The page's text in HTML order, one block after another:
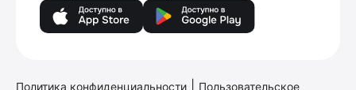
Политика конфиденциальности
Пользовательское